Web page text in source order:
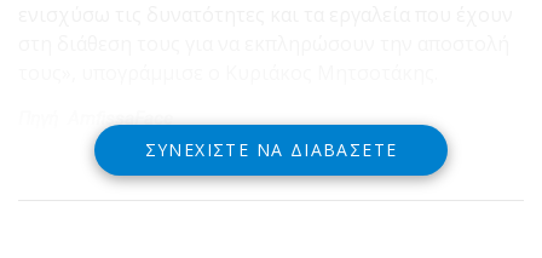
Πηγή AmfissaFace
ΣΥΝΕΧΊΣΤΕ ΝΑ ΔΙΑΒΆΣΕΤΕ